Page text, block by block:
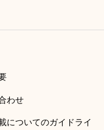
わせ
についてのガイドライ